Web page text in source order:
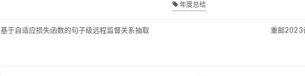
年度总结
基于自适应损失函数的句子级远程监督关系抽取 重邮2023